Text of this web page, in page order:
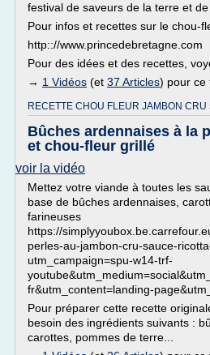
festival de saveurs de la terre et
Pour infos et recettes sur le chou-
http:://www.princedebretagne.com
Pour des idées et des recettes,
→ 1 Vidéos (et 37 Articles) pour ce
RECETTE CHOU FLEUR JAMBON CRU
Bûches ardennaises à la
et chou-fleur grillé
voir la vidéo
Mettez votre viande à toutes les
base de bûches ardennaises,
farineuses
https://
perles-au-jambon-cru-sauce-
utm_campaign=spu-w14-trf-
fr&utm_content=landing-
Pour préparer cette recette
besoin des ingrédients suivants :
carottes, pommes de terre...